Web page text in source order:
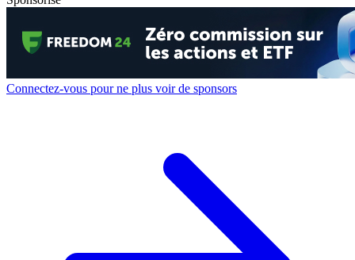
Connectez-vous pour ne plus voir de sponsors